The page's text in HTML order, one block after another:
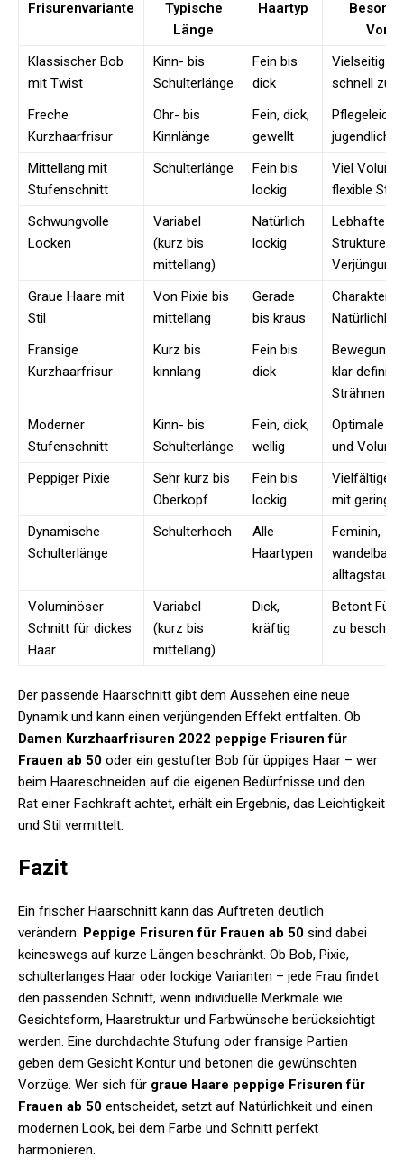
Frisurenvariante
Typische
Länge
Haartyp
Klassischer Bob
mit Twist
Kinn- bis
Schulterlänge
Fein bis
dick
Vielseitig
schnell zu
Freche
Kurzhaarfrisur
Ohr- bis
Kinnlänge
Fein, dick,
gewellt
Pflegeleicht
jugendlich
Mittellang mit
Stufenschnitt
Schulterlänge
Fein bis
lockig
Viel
flexible
Schwungvolle
Locken
Variabel
(kurz bis
mittellang)
Natürlich
lockig
Lebhafte
Strukturen
Graue Haare mit
Stil
Von Pixie bis
mittellang
Gerade
bis kraus
Natürlichkeit
Fransige
Kurzhaarfrisur
Kurz bis
kinnlang
Fein bis
dick
Bewegung
klar
Strähnen
Moderner
Stufenschnitt
Kinn- bis
Schulterlänge
Fein, dick,
wellig
Optimale
und
Peppiger Pixie
Sehr kurz bis
Oberkopf
Fein bis
lockig
Vielfältiges
mit
Dynamische
Schulterlänge
Schulterhoch
Alle
Haartypen
Feminin,
wandelbar
Voluminöser
Schnitt für dickes
Haar
Variabel
(kurz bis
mittellang)
Dick,
kräftig
Betont
zu
Der passende Haarschnitt gibt dem Aussehen eine neue
Dynamik und kann einen verjüngenden Effekt entfalten. Ob
Damen Kurzhaarfrisuren 2022 peppige Frisuren für
Frauen ab 50 oder ein gestufter Bob für üppiges Haar – wer
beim Haareschneiden auf die eigenen Bedürfnisse und den
Rat einer Fachkraft achtet, erhält ein Ergebnis, das Leichtigkeit
und Stil vermittelt.
Fazit
Ein frischer Haarschnitt kann das Auftreten deutlich
verändern. Peppige Frisuren für Frauen ab 50 sind dabei
keineswegs auf kurze Längen beschränkt. Ob Bob, Pixie,
schulterlanges Haar oder lockige Varianten – jede Frau findet
den passenden Schnitt, wenn individuelle Merkmale wie
Gesichtsform, Haarstruktur und Farbwünsche berücksichtigt
werden. Eine durchdachte Stufung oder fransige Partien
geben dem Gesicht Kontur und betonen die gewünschten
Vorzüge. Wer sich für graue Haare peppige Frisuren für
Frauen ab 50 entscheidet, setzt auf Natürlichkeit und einen
modernen Look, bei dem Farbe und Schnitt perfekt
harmonieren.